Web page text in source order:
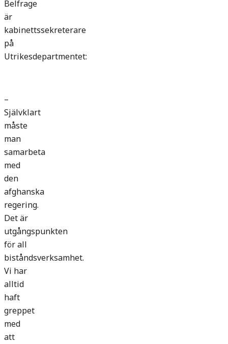
Belfrage
är
kabinettssekreterare
på
Utrikesdepartmentet:
–
Självklart
måste
man
samarbeta
med
den
afghanska
regering.
Det är
utgångspunkten
för all
biståndsverksamhet.
Vi har
alltid
haft
greppet
med
att